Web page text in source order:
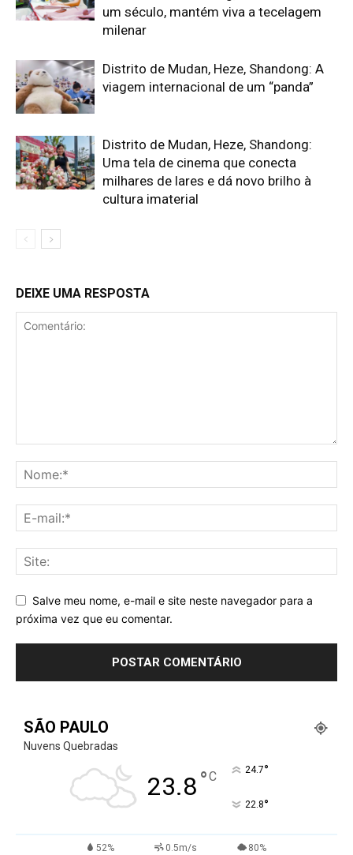
um século, mantém viva a tecelagem
milenar
Distrito de Mudan, Heze, Shandong: A
viagem internacional de um “panda”
Distrito de Mudan, Heze, Shandong:
Uma tela de cinema que conecta
milhares de lares e dá novo brilho à
cultura imaterial
DEIXE UMA RESPOSTA
Salve meu nome, e-mail e site neste navegador para a
próxima vez que eu comentar.
SÃO PAULO
Nuvens Quebradas
23.8°C 24.7°
22.8°
52% 0.5m/s 80%